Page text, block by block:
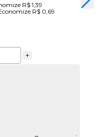
R$ 1,39
R$ 0,69
+